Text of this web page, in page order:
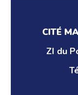
CITÉ
ZI du